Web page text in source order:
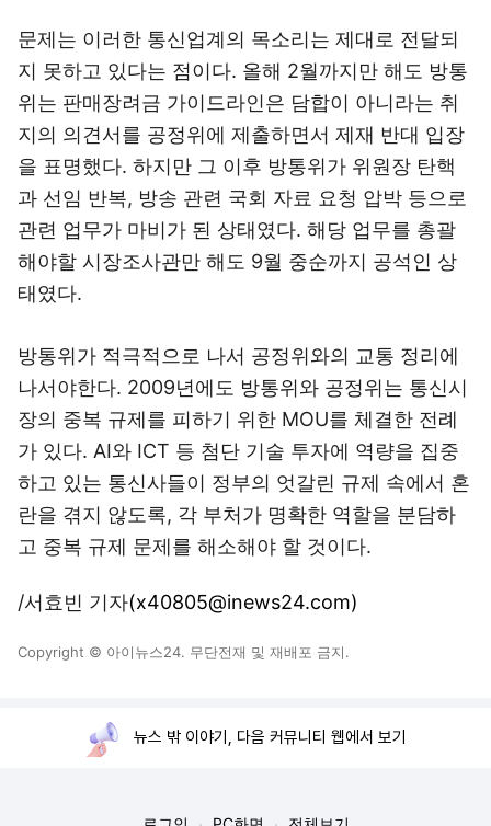
문제는 이러한 통신업계의 목소리는 제대로 전달되
지 못하고 있다는 점이다. 올해 2월까지만 해도 방통
위는 판매장려금 가이드라인은 담합이 아니라는 취
지의 의견서를 공정위에 제출하면서 제재 반대 입장
을 표명했다. 하지만 그 이후 방통위가 위원장 탄핵
과 선임 반복, 방송 관련 국회 자료 요청 압박 등으로
관련 업무가 마비가 된 상태였다. 해당 업무를 총괄
해야할 시장조사관만 해도 9월 중순까지 공석인 상
태였다.
방통위가 적극적으로 나서 공정위와의 교통 정리에
나서야한다. 2009년에도 방통위와 공정위는 통신시
장의 중복 규제를 피하기 위한 MOU를 체결한 전례
가 있다. AI와 ICT 등 첨단 기술 투자에 역량을 집중
하고 있는 통신사들이 정부의 엇갈린 규제 속에서 혼
란을 겪지 않도록, 각 부처가 명확한 역할을 분담하
고 중복 규제 문제를 해소해야 할 것이다.
/서효빈 기자(x40805@inews24.com)
Copyright © 아이뉴스24. 무단전재 및 재배포 금지.
뉴스 밖 이야기, 다음 커뮤니티 웹에서 보기